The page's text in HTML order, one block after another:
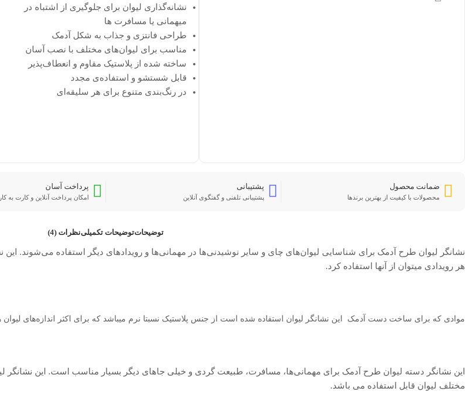
نشانه‌گذاری لیوان برای جلوگیری از اشتباه در
میهمانی‌ یا مسافرت ها
طراحی فانتزی و جذاب به شکل آدمک
مناسب برای لیوان‌های مختلف با نصب آسان
ساخته شده از پلاستیک مقاوم و انعطاف‌پذیر
قابل شستشو و استفاده‌ی مجدد
در رنگ‌بندی متنوع برای هر سلیقه‌ای
ضمانت محصول
محصولات با کیفیت از بهترین برندها
پشتیبانی
پشتیبانی تلفنی و گفتگوی آنلاین
پرداخت آسان
امکان پرداخت آنلاین و کارت به
توضیحاتتوضیحات تکمیلینظرات (4)
نشانگر لیوان طرح آدمک برای شناسایی لیوان‌های چای و سایر نوشیدنی‌ها در مهمانی‌ها و رویدادهای دیگر استفاده می‌شوند. این
هر رویدادی میتوان از آنها استفاده کرد.
موادی که برای ساخت دست آدمک این نشانگر لیوان استفاده شده است از جنس پلاستیک نسبتا نرم میباشد که برای اکثر اندازه‌های
این نشانگر دسته لیوان طرح آدمک برای مهمانی‌ها، مسافرت، طبیعت گردی و خیلی جاهای دیگر بسیار مناسب است. این نشانگر
مختلف لیوان قابل استفاده می باشد.